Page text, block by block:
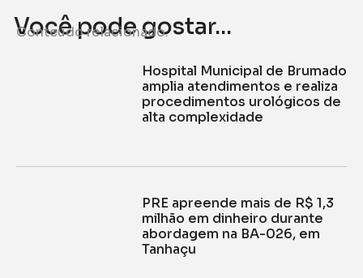
Você pode gostar...
Conteúdo relacionado.
Hospital Municipal de Brumado
amplia atendimentos e realiza
procedimentos urológicos de
alta complexidade
PRE apreende mais de R$ 1,3
milhão em dinheiro durante
abordagem na BA-026, em
Tanhaçu